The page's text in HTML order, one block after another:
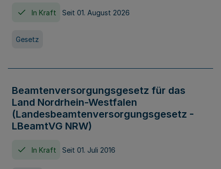
In Kraft Seit 01. August 2026
Gesetz
Beamtenversorgungsgesetz für das
Land Nordrhein-Westfalen
(Landesbeamtenversorgungsgesetz -
LBeamtVG NRW)
In Kraft Seit 01. Juli 2016